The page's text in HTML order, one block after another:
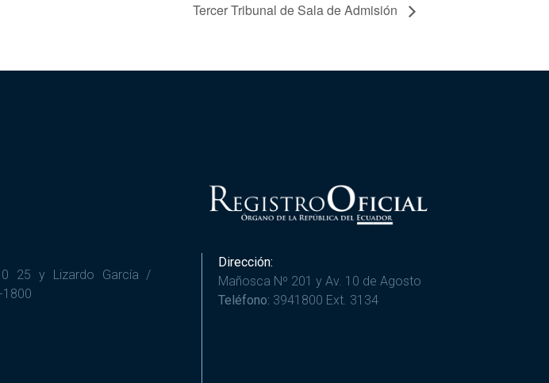
Tercer Tribunal de Sala de Admisión
25 y Lizardo García /
1800
Dirección:
Mañosca Nº 201 y Av. 10 de Agosto
Teléfono: 3941800 Ext. 3134